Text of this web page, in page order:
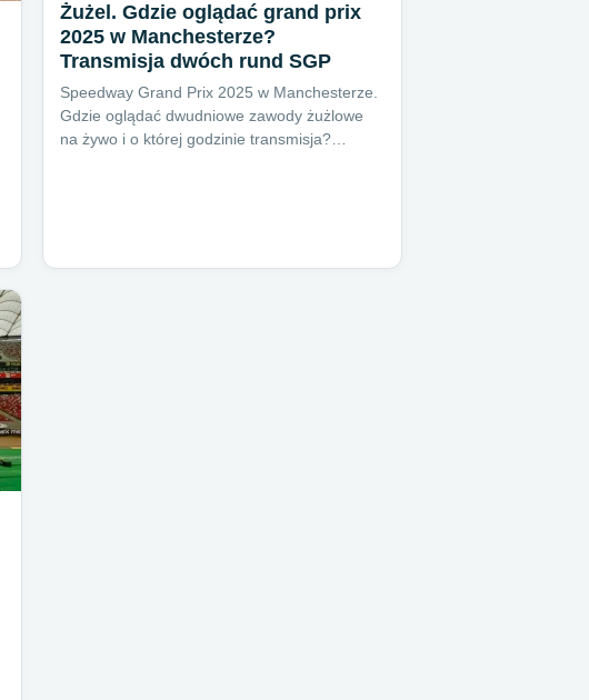
Żużel. Gdzie oglądać grand prix
2025 w Manchesterze?
Transmisja dwóch rund SGP
Speedway Grand Prix 2025 w Manchesterze.
Gdzie oglądać dwudniowe zawody żużlowe
na żywo i o której godzinie transmisja?…